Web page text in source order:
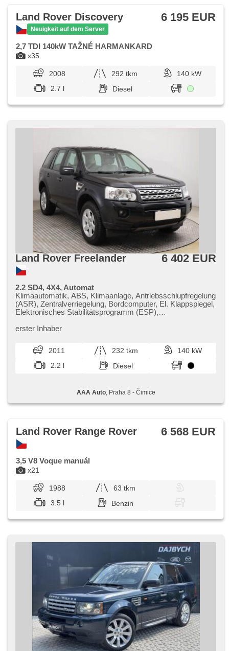
x35
Land Rover Discovery
Neuigkeit auf dem Server
6 195 EUR
2,7 TDI 140kW TAŽNÉ HARMANKARD
2008 292 tkm
140 kW
2.7 l
Diesel
Land Rover Freelander 6 402 EUR
2.2 SD4, 4X4, Automat
Klimaautomatik, ABS, Klimaanlage, Antriebsschlupfregelung
(ASR), Zentralverriegelung, Bordcomputer, El. Klappspiegel,
Elektronisches Stabilitätsprogramm (ESP),
Servolenkung, El. Seitenscheiben, Autoradio,
erster Inhaber
2011 232 tkm
140 kW
2.2 l
Diesel
AAA Auto, Praha 8 - Čimice
x21
Land Rover Range Rover 6 568 EUR
3,5 V8 Voque manuál
1988
63 tkm
3.5 l
Benzin